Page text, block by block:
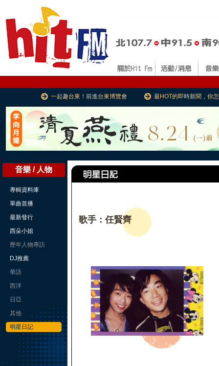
一起趣台東！前進台東博覽會 最HOT的即時新聞，你
音樂 / 人物
專輯資料庫
單曲首播
最新發行
西朵小姐
歷年人物專訪
DJ推薦
華語
西洋
日亞
其他
明星日記
歌手：任賢齊